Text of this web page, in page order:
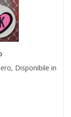
Disponibile in